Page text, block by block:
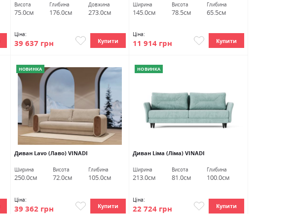
Висота
75.0см
Глибина
176.0см
Довжина
273.0см
Ціна:
39 637 грн Купити
Ширина
145.0см
Висота
78.5см
Глибина
65.5см
Ціна:
11 914 грн Купити
НОВИНКА
Диван Lavo (Лаво) VINADI
Ширина
250.0см
Висота
72.0см
Глибина
105.0см
Ціна:
39 362 грн Купити
НОВИНКА
Диван Lіма (Ліма) VINADI
Ширина
213.0см
Висота
81.0см
Глибина
100.0см
Ціна:
22 724 грн Купити